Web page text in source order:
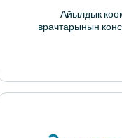
Айылдык
врачтарынын